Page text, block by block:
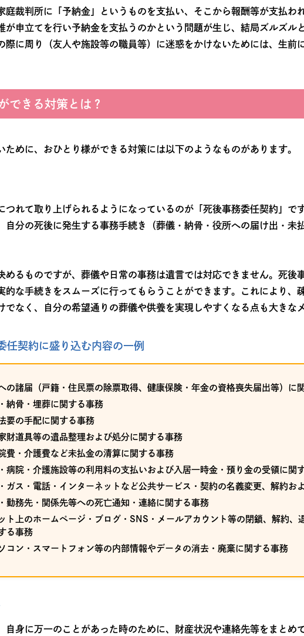
庭裁判所に「予納金」というものを支払い、そこから報酬等が支払わ
が申立てを行い予納金を支払うのかという問題が生じ、結局ズルズル
際に周り（友人や施設等の職員等）に迷惑をかけないためには、生前
できる対策とは？
ために、おひとり様ができる対策には以下のようなものがあります。
つれて取り上げられるようになっているのが「死後事務委任契約」で
自分の死後に発生する事務手続き（葬儀・納骨・役所への届け出・未
めるものですが、葬儀や日常の事務は遺言では対応できません。死後
的な手続きをスムーズに行ってもらうことができます。これにより、
でなく、自分の希望通りの葬儀や供養を実現しやすくなる点も大きな
任契約に盛り込む内容の一例
の諸届（戸籍・住民票の除票取得、健康保険・年金の資格喪失届出等）に
納骨・埋葬に関する事務
要の手配に関する事務
財道具等の遺品整理および処分に関する事務
費・介護費など未払金の清算に関する事務
病院・介護施設等の利用料の支払いおよび入居一時金・預り金の受領に関
ガス・電話・インターネットなど公共サービス・契約の名義変更、解約お
勤務先・関係先等への死亡通知・連絡に関する事務
ト上のホームページ・ブログ・SNS・メールアカウント等の閉鎖、解約、
る事務
コン・スマートフォン等の内部情報やデータの消去・廃棄に関する事務
自身に万一のことがあった時のために、財産状況や連絡先等をまとめ